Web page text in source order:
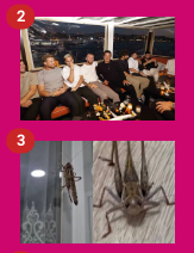
2
3